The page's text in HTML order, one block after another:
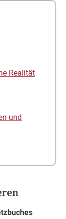
Realität
und